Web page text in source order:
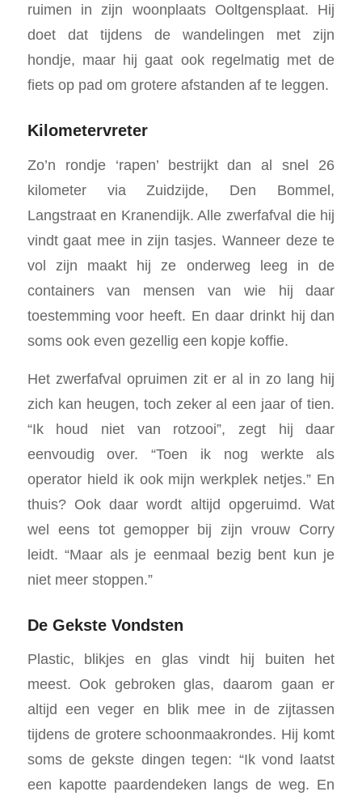
ruimen in zijn woonplaats Ooltgensplaat. Hij
doet dat tijdens de wandelingen met zijn
hondje, maar hij gaat ook regelmatig met de
fiets op pad om grotere afstanden af te leggen.
Kilometervreter
Zo’n rondje ‘rapen’ bestrijkt dan al snel 26
kilometer via Zuidzijde, Den Bommel,
Langstraat en Kranendijk. Alle zwerfafval die hij
vindt gaat mee in zijn tasjes. Wanneer deze te
vol zijn maakt hij ze onderweg leeg in de
containers van mensen van wie hij daar
toestemming voor heeft. En daar drinkt hij dan
soms ook even gezellig een kopje koffie.
Het zwerfafval opruimen zit er al in zo lang hij
zich kan heugen, toch zeker al een jaar of tien.
“Ik houd niet van rotzooi”, zegt hij daar
eenvoudig over. “Toen ik nog werkte als
operator hield ik ook mijn werkplek netjes.” En
thuis? Ook daar wordt altijd opgeruimd. Wat
wel eens tot gemopper bij zijn vrouw Corry
leidt. “Maar als je eenmaal bezig bent kun je
niet meer stoppen.”
De Gekste Vondsten
Plastic, blikjes en glas vindt hij buiten het
meest. Ook gebroken glas, daarom gaan er
altijd een veger en blik mee in de zijtassen
tijdens de grotere schoonmaakrondes. Hij komt
soms de gekste dingen tegen: “Ik vond laatst
een kapotte paardendeken langs de weg. En